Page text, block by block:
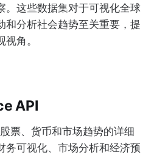
。这些数据集对于可视化全球
和分析社会趋势至关重要，提
角。
API
票、货币和市场趋势的详细
务可视化、市场分析和经济预